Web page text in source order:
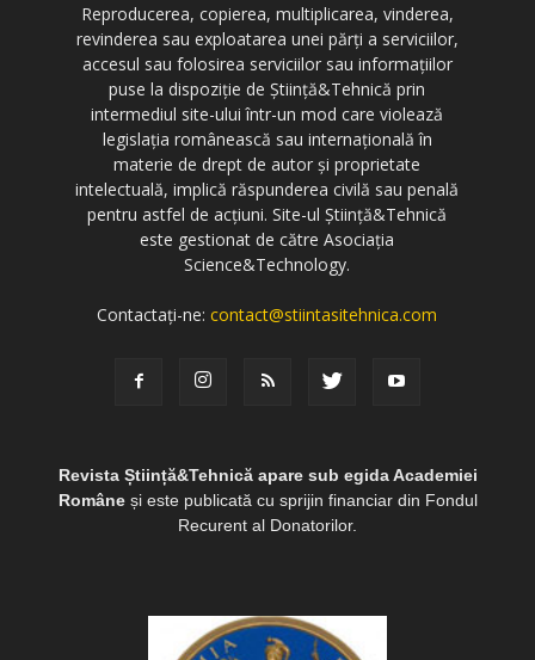
Reproducerea, copierea, multiplicarea, vinderea,
revinderea sau exploatarea unei părți a serviciilor,
accesul sau folosirea serviciilor sau informațiilor
puse la dispoziție de Știință&Tehnică prin
intermediul site-ului într-un mod care violează
legislația românească sau internațională în
materie de drept de autor și proprietate
intelectuală, implică răspunderea civilă sau penală
pentru astfel de acțiuni. Site-ul Știință&Tehnică
este gestionat de către Asociația
Science&Technology.
Contactați-ne:contact@stiintasitehnica.com
Revista Știință&Tehnică apare sub egida Academiei
Româneși este publicată cu sprijin financiar din Fondul
Recurent al Donatorilor.